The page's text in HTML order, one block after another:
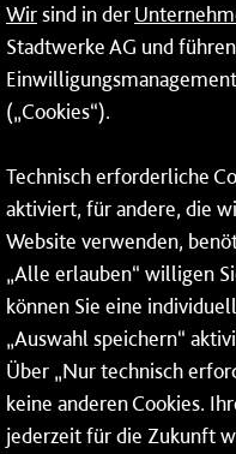
24-Stunden-Telefon*
06131 – 12 77 77
Fax: 06131 – 12 66 66
* Montags bis freitags
Wochenenden und
Anrufe je nach
RMV oder von nextbike
ausschließlich
meinRad.
Wirsind in der
Stadtwerke AG und
(„Cookies“).
Technisch erforderliche
aktiviert, für andere, die
Website verwenden,
„Alle erlauben“ willigen
können Sie eine
„Auswahl speichern“
Über „Nur technisch
keine anderen Cookies.
jederzeit für die Zukunft